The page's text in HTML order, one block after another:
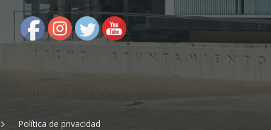
Política de privacidad